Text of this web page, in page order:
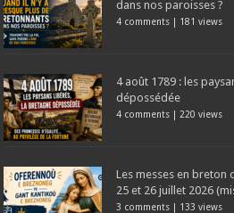
dans nos paroisses ?
4 comments | 181 views
4 août 1789 : les
dépossédée
4 comments | 220 views
Les messes en breton
25 et 26 juillet 2026
3 comments | 133 views